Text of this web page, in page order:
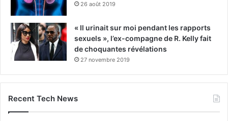
26 août 2019
« Il urinait sur moi pendant les rapports
sexuels », l’ex-compagne de R. Kelly fait
de choquantes révélations
27 novembre 2019
Recent Tech News